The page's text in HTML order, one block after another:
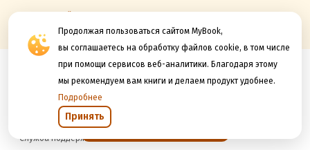
Продолжая пользоваться сайтом MyBook,
вы соглашаетесь на обработку файлов cookie, в том числе
при помощи сервисов веб-аналитики. Благодаря этому
мы рекомендуем вам книги и делаем продукт удобнее.
Подробнее
Принять
Книжный вызов
Следите за новостями
Служба поддержки
Открыть в приложении